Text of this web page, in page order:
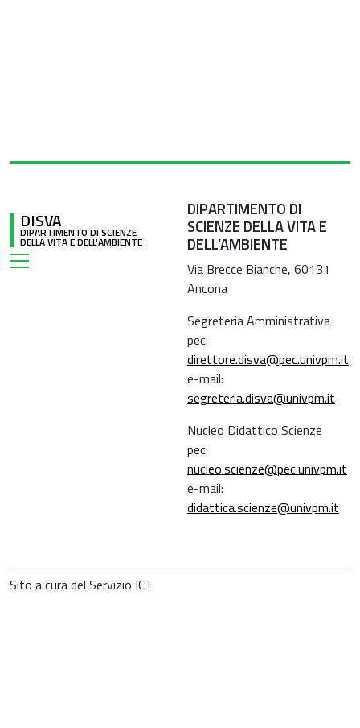
DISVA
DIPARTIMENTO DI SCIENZE
DELLA VITA E DELL'AMBIENTE
DIPARTIMENTO DI
SCIENZE DELLA VITA E
DELL’AMBIENTE
Via Brecce Bianche, 60131
Ancona
Segreteria Amministrativa
pec:
direttore.disva@pec.univpm.it
e-mail:
segreteria.disva@univpm.it
Nucleo Didattico Scienze
pec:
nucleo.scienze@pec.univpm.it
e-mail:
didattica.scienze@univpm.it
Sito a cura del Servizio ICT